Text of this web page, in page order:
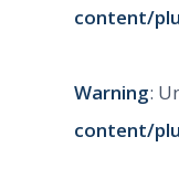
content/
Warning:
content/